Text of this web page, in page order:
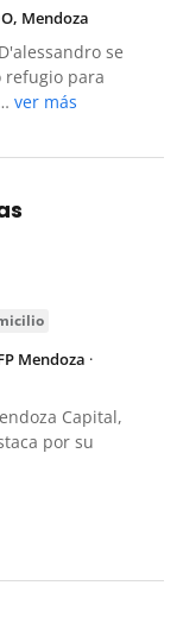
Mendoza
se
refugio para
ver más
Mendoza ·
Capital,
por su